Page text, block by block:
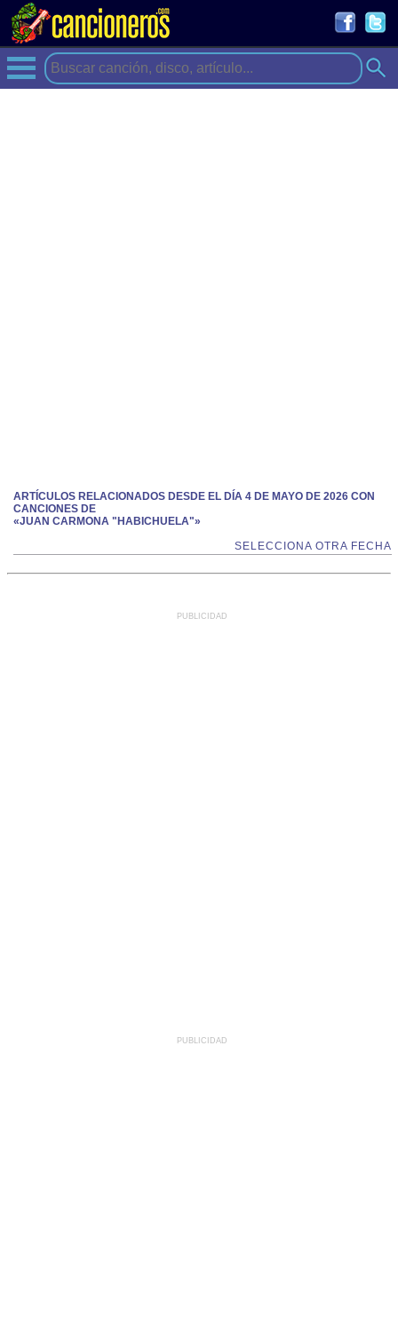
ARTÍCULOS RELACIONADOS DESDE EL DÍA 4 DE MAYO DE 2026 CON
CANCIONES DE
«JUAN CARMONA "HABICHUELA"»
SELECCIONA OTRA FECHA
PUBLICIDAD
PUBLICIDAD